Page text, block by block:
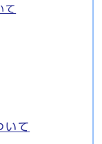
て
いて